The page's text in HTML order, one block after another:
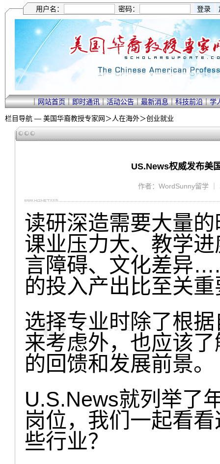
用户名： 密码：
｜网站首页｜即时通讯｜活动公告｜最新消息｜科技前沿｜学
栏目导航 — 美国华裔教授专家网＞人在海外＞创业就业
US.News权威发布美
作者：WordSunny留学
读研深造需要大量
课业压力大、教学
言障碍、文化差异
的投入产出比至关
选择专业时除了根
来考虑外，也应该
的回馈和发展前景。
U.S.News就列举了
岗位，我们一起看
些行业？